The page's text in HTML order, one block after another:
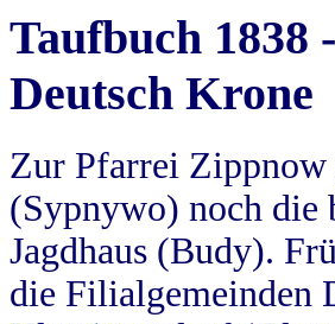
Taufbuch
Deutsch Krone
Zur Pfarrei Zippnow
(Sypnywo) noch die
Jagdhaus (Budy).
die Filialgemeinden